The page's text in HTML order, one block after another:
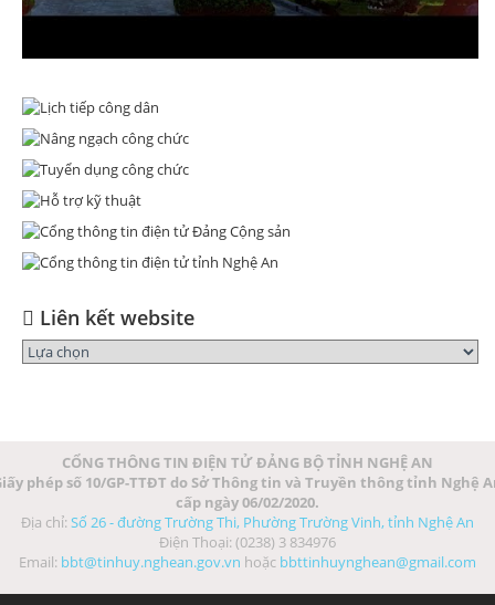
Liên kết website
CỔNG THÔNG TIN ĐIỆN TỬ ĐẢNG BỘ TỈNH NGHỆ AN
phép số 10/GP-TTĐT do Sở Thông tin và Truyền thông tỉnh Nghệ
cấp ngày 06/02/2020.
Địa chỉ: Số 26 - đường Trường Thi, Phường Trường Vinh, tỉnh Nghệ An
Điện Thoại: (0238) 3 834976
Email: bbt@tinhuy.nghean.gov.vn hoặc bbttinhuynghean@gmail.com